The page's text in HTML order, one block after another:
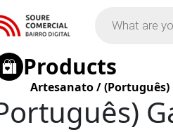
Products
Artesanato/